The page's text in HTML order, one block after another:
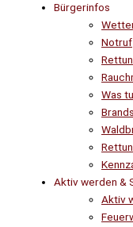
Bürgerinfos
Notruf
Was
Aktiv werden &
Aktiv